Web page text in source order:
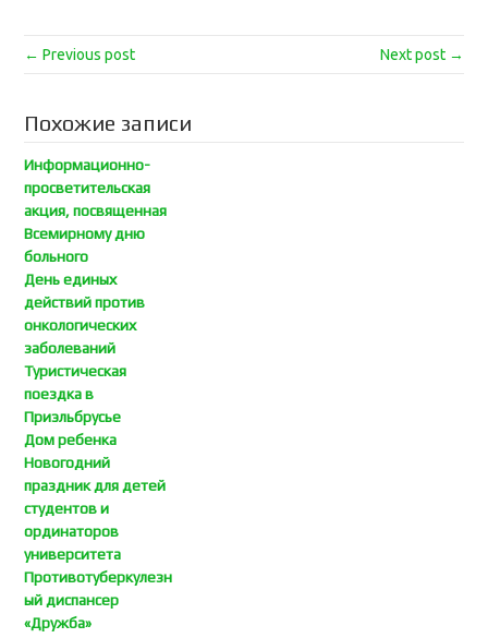
← Previous post Next post →
Похожие записи
Информационно-
просветительская
акция, посвященная
Всемирному дню
больного
День единых
действий против
онкологических
заболеваний
Туристическая
поездка в
Приэльбрусье
Дом ребенка
Новогодний
праздник для детей
студентов и
ординаторов
университета
Противотуберкулезн
ый диспансер
«Дружба»